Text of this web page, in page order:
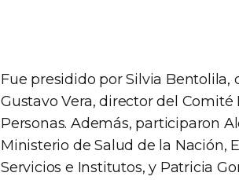
Fue presidido por Silvia
Gustavo Vera, director del
Personas. Además, participaron
Ministerio de Salud de la Nación,
Servicios e Institutos, y Patricia